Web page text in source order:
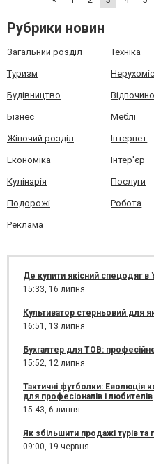
Рубрики новин
Загальний розділ Техніка
Туризм
Будівництво
Бізнес Меблі
Жіночий розділ Інтернет
Економіка Інтер'єр
Кулінарія Послуги
Подорожі Робота
Реклама
Де купити якісний спецодяг в
15:33, 16 липня
Культиватор стерньовий для
16:51, 13 липня
Бухгалтер для ТОВ:
15:52, 12 липня
Тактичні футболки: Еволюція
для професіоналів і любителів
15:43, 6 липня
Як збільшити продажі турів та
09:00, 19 червня